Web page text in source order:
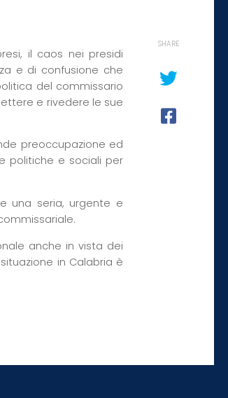
il caos nei presidi
e di confusione che
del commissario
e rivedere le sue
preoccupazione ed
politiche e sociali per
una seria, urgente e
anche in vista dei
in Calabria è
SHARE